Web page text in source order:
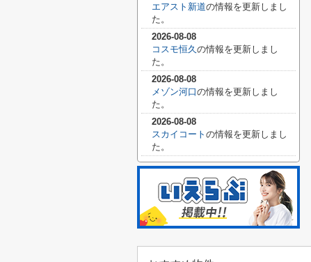
エアスト新道の情報を更新しまし
た。
2026-08-08
コスモ恒久の情報を更新しまし
た。
2026-08-08
メゾン河口の情報を更新しまし
た。
2026-08-08
スカイコート の情報を更新しまし
た。